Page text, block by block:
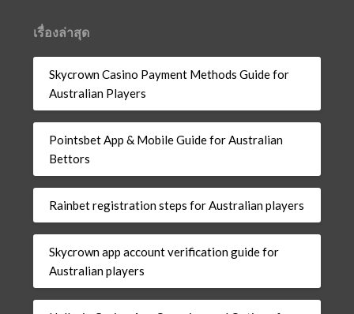
เรื่องล่าสุด
Skycrown Casino Payment Methods Guide for
Australian Players
Pointsbet App & Mobile Guide for Australian
Bettors
Rainbet registration steps for Australian players
Skycrown app account verification guide for
Australian players